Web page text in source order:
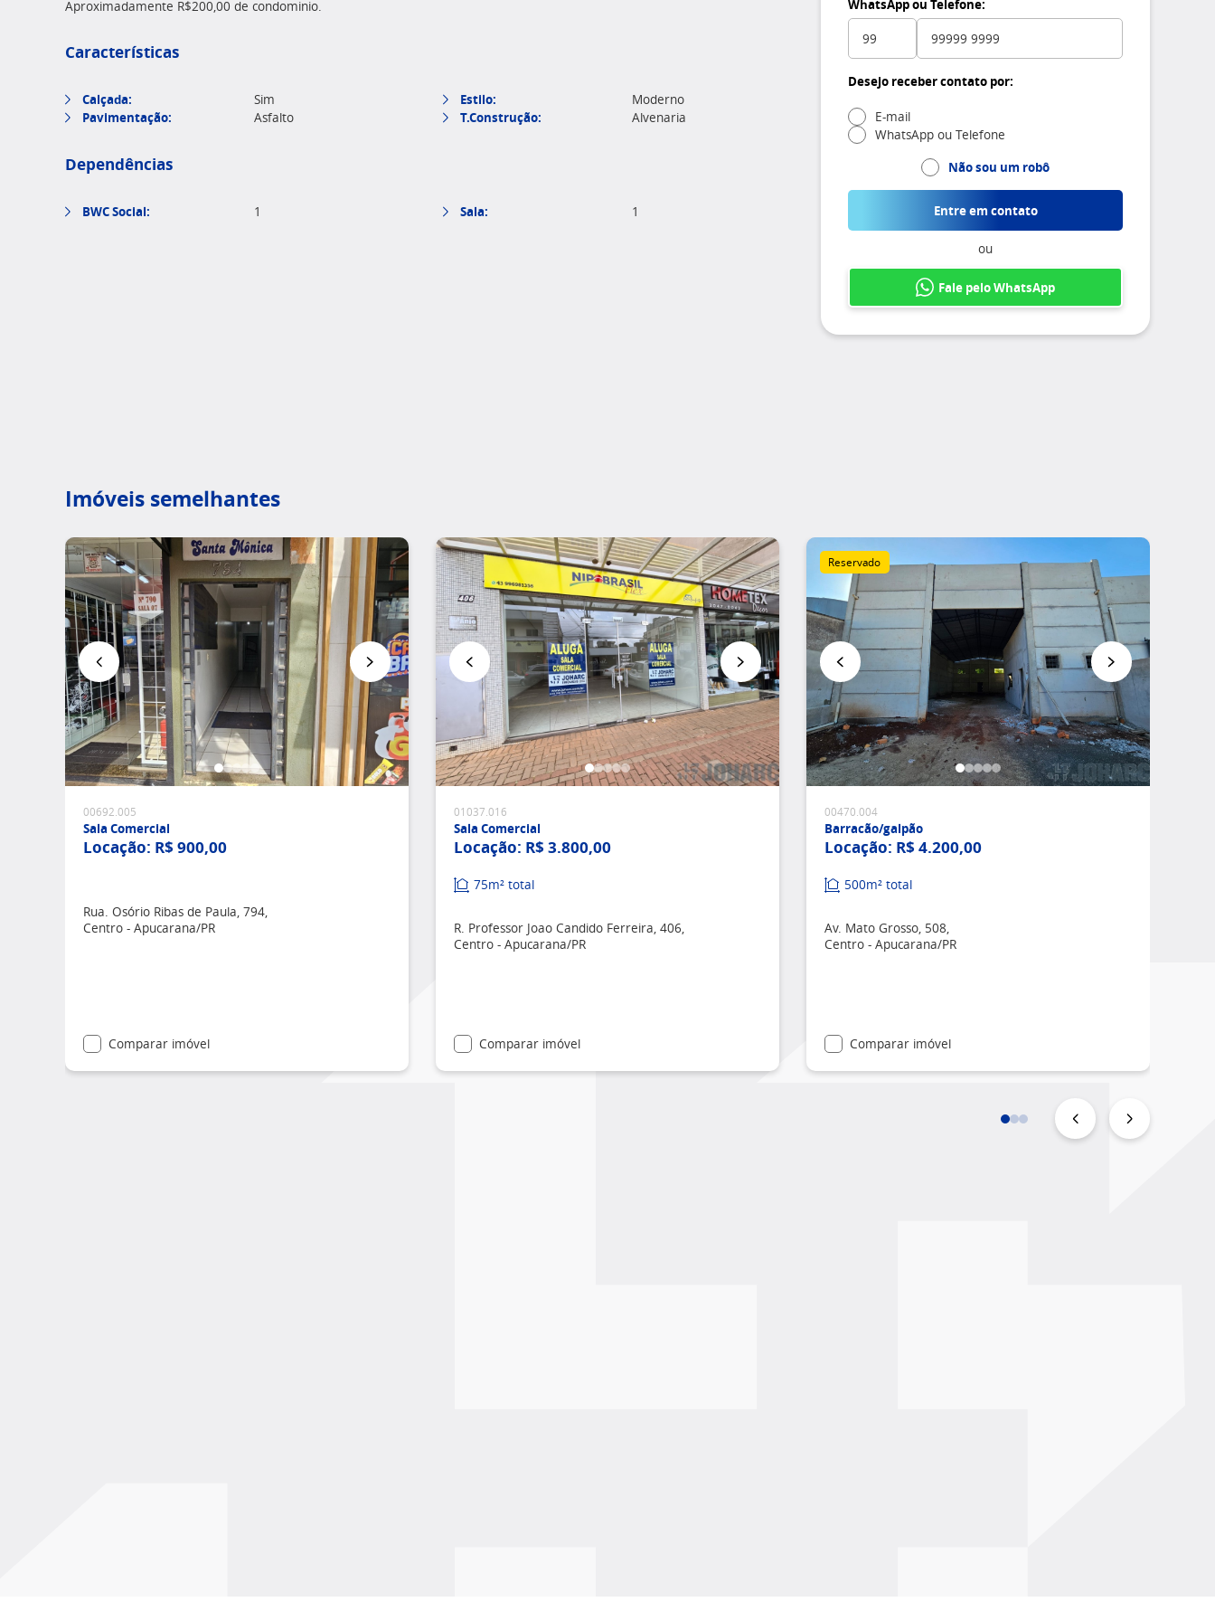
WhatsApp ou Telefone:
Desejo receber contato por:
E-mail
WhatsApp ou Telefone
Não sou um robô
Entre em contato
ou
Fale pelo WhatsApp
Aproximadamente R$200,00 de condominio.
Características
Calçada: Sim Estilo: Moderno
Pavimentação: Asfalto T.Construção: Alvenaria
Dependências
BWC Social: 1 Sala: 1
Imóveis semelhantes
Favoritar
Comparar imóvel
00692.005
Sala Comercial
Locação: R$ 900,00
Rua. Osório Ribas de Paula, 794,
Centro - Apucarana/PR
Favoritar
Comparar imóvel
01037.016
Sala Comercial
Locação: R$ 3.800,00
75m² total
R. Professor Joao Candido Ferreira, 406,
Centro - Apucarana/PR
Favoritar
Comparar imóvel
Reservado
00470.004
Barracão/galpão
Locação: R$ 4.200,00
500m² total
Av. Mato Grosso, 508,
Centro - Apucarana/PR